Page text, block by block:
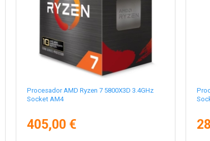
Procesador AMD Ryzen 7 5800X3D 3.4GHz
Socket AM4
405,00 €